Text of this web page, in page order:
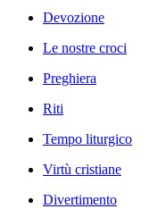
Devozione
Le nostre croci
Preghiera
Riti
Tempo liturgico
Virtù cristiane
Divertimento